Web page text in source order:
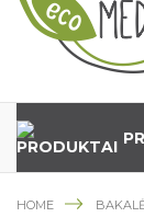
HOME